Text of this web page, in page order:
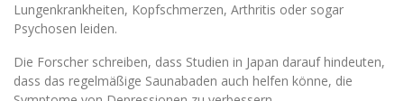
Lungenkrankheiten, Kopfschmerzen, Arthritis oder sogar
Psychosen leiden.
Die Forscher schreiben, dass Studien in Japan darauf hindeuten,
dass das regelmäßige Saunabaden auch helfen könne, die